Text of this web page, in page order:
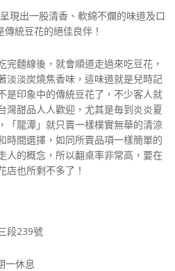
現出一股清香、軟綿不爛的味道及口
統豆花的絕佳良伴！
完麵線後，就會順道走過來吃豆花，
淡淡炭燒焦香味，這味道就是兒時記
是印象中的傳統豆花了，不少客人就
灣甜品人人歡迎，尤其是毎到炎炎夏
「龍潭」就只賣一樣樸實無華的清涼
時間選擇，如同所賣品項一樣簡單的
人的概念，所以翻桌率非常高，要在
店也所剩不多了！
段239號
一休息